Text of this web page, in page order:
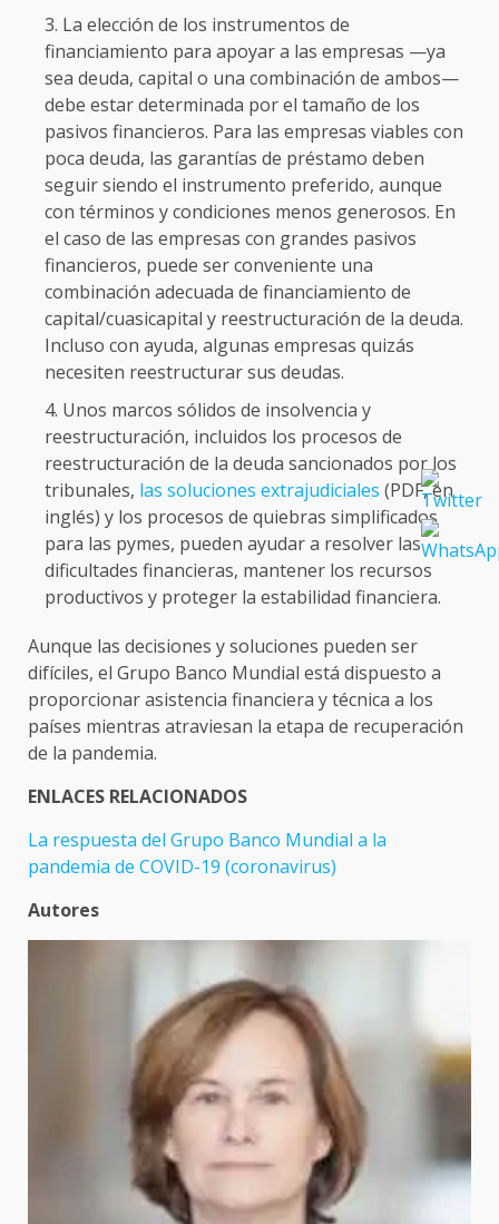
La elección de los instrumentos de
financiamiento para apoyar a las empresas —ya
sea deuda, capital o una combinación de ambos—
debe estar determinada por el tamaño de los
pasivos financieros. Para las empresas viables con
poca deuda, las garantías de préstamo deben
seguir siendo el instrumento preferido, aunque
con términos y condiciones menos generosos. En
el caso de las empresas con grandes pasivos
financieros, puede ser conveniente una
combinación adecuada de financiamiento de
capital/cuasicapital y reestructuración de la deuda.
Incluso con ayuda, algunas empresas quizás
necesiten reestructurar sus deudas.
Unos marcos sólidos de insolvencia y
reestructuración, incluidos los procesos de
reestructuración de la deuda sancionados por los
tribunales, las soluciones extrajudiciales (PDF, en
inglés) y los procesos de quiebras simplificados
para las pymes, pueden ayudar a resolver las
dificultades financieras, mantener los recursos
productivos y proteger la estabilidad financiera.
Aunque las decisiones y soluciones pueden ser
difíciles, el Grupo Banco Mundial está dispuesto a
proporcionar asistencia financiera y técnica a los
países mientras atraviesan la etapa de recuperación
de la pandemia.
ENLACES RELACIONADOS
La respuesta del Grupo Banco Mundial a la
pandemia de COVID-19 (coronavirus)
Autores